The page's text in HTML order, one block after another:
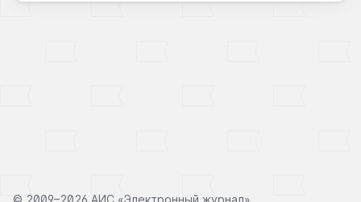
© 2009–2026 АИС «Электронный журнал»